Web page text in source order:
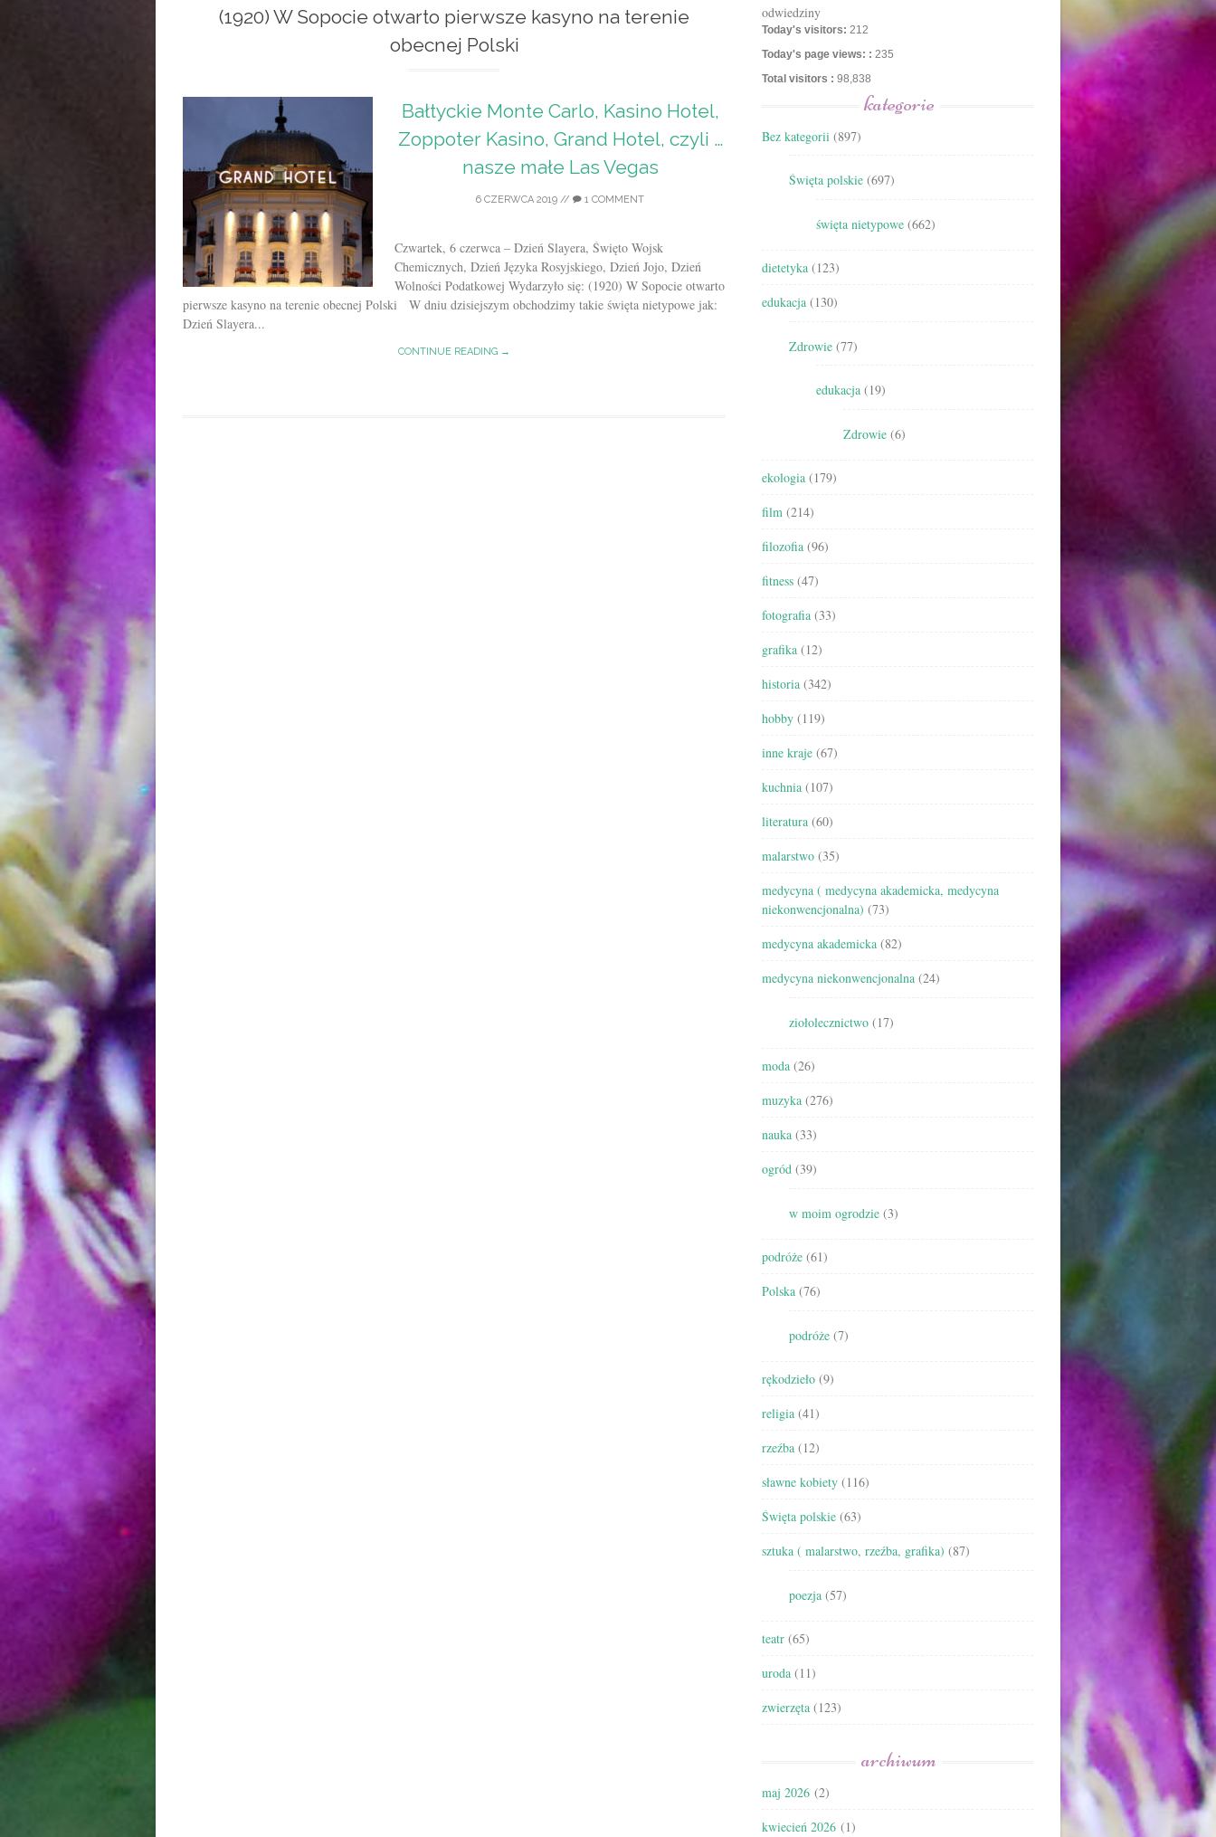
(1920) W Sopocie otwarto pierwsze kasyno na terenie
obecnej Polski
Bałtyckie Monte Carlo, Kasino Hotel,
Zoppoter Kasino, Grand Hotel, czyli …
nasze małe Las Vegas
6 CZERWCA 2019 // 1 COMMENT
Czwartek, 6 czerwca – Dzień Slayera, Święto Wojsk
Chemicznych, Dzień Języka Rosyjskiego, Dzień Jojo, Dzień
Wolności Podatkowej Wydarzyło się: (1920) W Sopocie otwarto
pierwsze kasyno na terenie obecnej Polski W dniu dzisiejszym obchodzimy takie święta nietypowe jak:
Dzień Slayera...
CONTINUE READING →
odwiedziny
Today's visitors: 212
Today's page views: : 235
Total visitors : 98,838
kategorie
Bez kategorii (897)
Święta polskie (697)
święta nietypowe (662)
dietetyka (123)
edukacja (130)
Zdrowie (77)
edukacja (19)
Zdrowie (6)
ekologia (179)
film (214)
filozofia (96)
fitness (47)
fotografia (33)
grafika (12)
historia (342)
hobby (119)
inne kraje (67)
kuchnia (107)
literatura (60)
malarstwo (35)
medycyna ( medycyna akademicka, medycyna
niekonwencjonalna) (73)
medycyna akademicka (82)
medycyna niekonwencjonalna (24)
ziołolecznictwo (17)
moda (26)
muzyka (276)
nauka (33)
ogród (39)
w moim ogrodzie (3)
podróże (61)
Polska (76)
podróże (7)
rękodzieło (9)
religia (41)
rzeźba (12)
sławne kobiety (116)
Święta polskie (63)
sztuka ( malarstwo, rzeźba, grafika) (87)
poezja (57)
teatr (65)
uroda (11)
zwierzęta (123)
archiwum
maj 2026 (2)
kwiecień 2026 (1)